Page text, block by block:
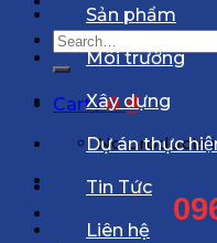
Search
for:
Cart /0₫
No products
Sản phẩm
Môi trường
Xây dựng
Dự án thực
Tin Tức
Liên hệ